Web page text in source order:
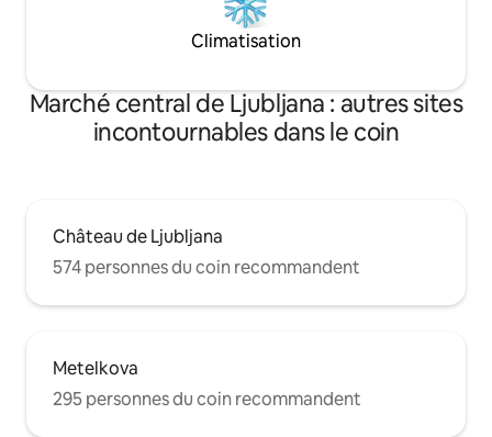
Climatisation
Marché central de Ljubljana : autres sites
incontournables dans le coin
Château de Ljubljana
574 personnes du coin recommandent
Metelkova
295 personnes du coin recommandent